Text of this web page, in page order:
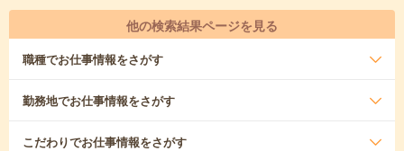
他の検索結果ページを見る
職種でお仕事情報をさがす
勤務地でお仕事情報をさがす
こだわりでお仕事情報をさがす